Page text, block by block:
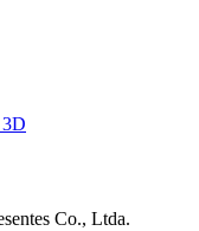
3D
Co., Ltda.